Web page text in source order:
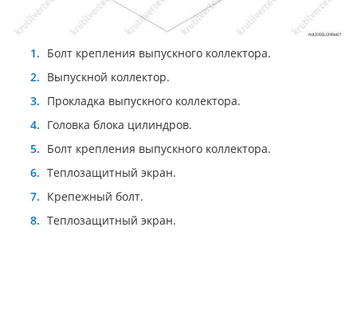
Болт крепления выпускного коллектора.
Выпускной коллектор.
Прокладка выпускного коллектора.
Головка блока цилиндров.
Болт крепления выпускного коллектора.
Теплозащитный экран.
Крепежный болт.
Теплозащитный экран.